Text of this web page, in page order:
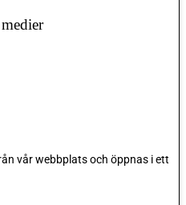
vår webbplats och öppnas i ett